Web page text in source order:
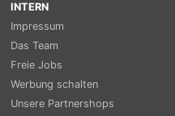
INTERN
Impressum
Das Team
Freie Jobs
Werbung schalten
Unsere Partnershops